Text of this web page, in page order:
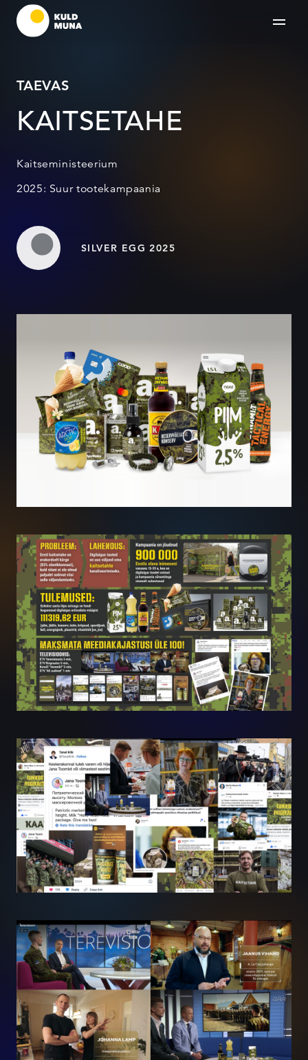
TAEVAS
KAITSETAHE
Kaitseministeerium
2025: Suur tootekampaania
SILVER EGG 2025